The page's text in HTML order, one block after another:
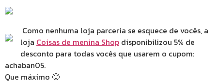
Como nenhuma loja parceria se esquece de vocês, a
loja Coisas de menina Shop disponibilizou 5% de
desconto para todas vocês que usarem o cupom:
achaban05.
Que máximo 🙂